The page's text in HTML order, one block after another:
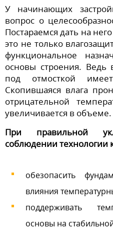
У начинающих
вопрос о
Постараемся дать на
это не только
функциональное
основы строения. Ведь
под отмосткой
Скопившаяся влага
отрицательной
увеличивается в объеме.
При правильной
соблюдении технологии
обезопасить
влияния
поддерживать
основы на